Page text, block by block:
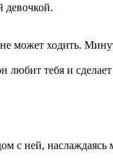
девочкой.
может ходить.
тебя и
с ней,